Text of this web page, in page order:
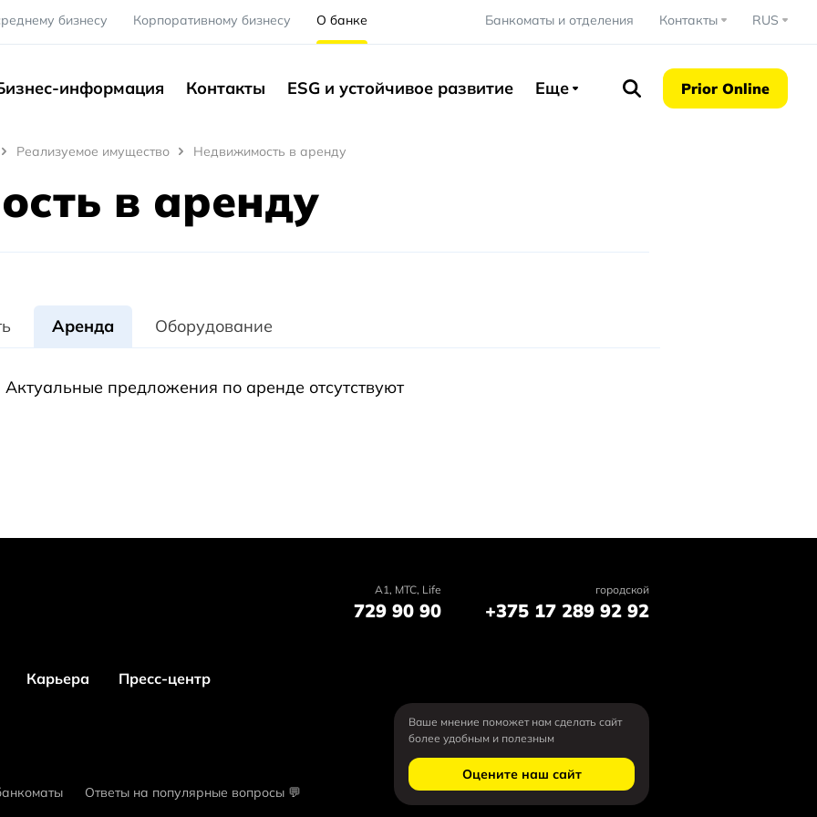
бизнесу Корпоративному бизнесу О банке Банкоматы и отделения Контакты RUS
информация Контакты ESG и устойчивое развитие Еще Prior Online
Реализуемое имущество Недвижимость в аренду
в аренду
Аренда Оборудование
Актуальные предложения по аренде отсутствуют
А1, MTC, Life
729 90 90
городской
+375 17 289 92 92
Карьера Пресс-центр
Ответы на популярные вопросы 💬
Ваше мнение поможет нам сделать сайт
более удобным и полезным
Оцените наш сайт